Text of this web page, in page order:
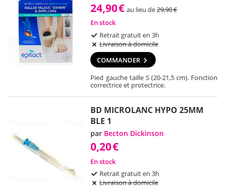
24,90€ au lieu de29,90€
En stock
Retrait gratuit en 3h
Livraison à domicile
COMMANDER
Pied gauche taille S (20-21,5 cm). Fonction
correctrice et protectrice.
BD MICROLANC HYPO 25MM
BLE 1
par Becton Dickinson
0,20€
En stock
Retrait gratuit en 3h
Livraison à domicile